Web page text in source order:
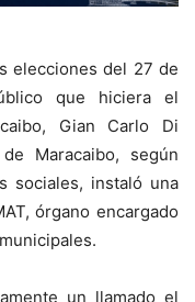
elecciones del 27 de
que hiciera el
Gian Carlo Di
Maracaibo, según
sociales, instaló una
órgano encargado
un llamado el